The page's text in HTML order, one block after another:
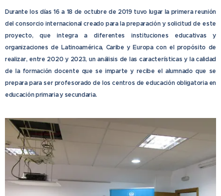
Durante los días 16 a 18 de octubre de 2019 tuvo lugar la primera reunión
del consorcio internacional creado para la preparación y solicitud de este
proyecto, que integra a diferentes instituciones educativas y
organizaciones de Latinoamérica, Caribe y Europa con el propósito de
realizar, entre 2020 y 2023, un análisis de las características y la calidad
de la formación docente que se imparte y recibe el alumnado que se
prepara para ser profesorado de los centros de educación obligatoria en
educación primaria y secundaria.